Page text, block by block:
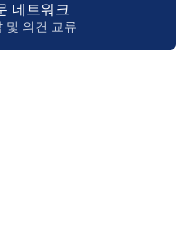
네트워크
및 의견 교류